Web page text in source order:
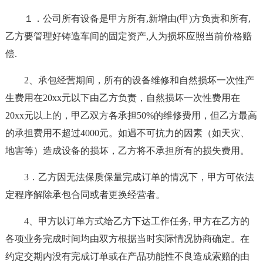
１．公司所有设备是甲方所有,新增由(甲)方负责和所有,
乙方要管理好铸造车间的固定资产,人为损坏应照当前价格赔
偿.
2、承包经营期间，所有的设备维修和自然损坏一次性产
生费用在20xx元以下由乙方负责，自然损坏一次性费用在
20xx元以上的，甲乙双方各承担50%的维修费用，但乙方最高
的承担费用不超过4000元。如遇不可抗力的因素（如天灾、
地害等）造成设备的损坏，乙方将不承担所有的损失费用。
3．乙方因无法保质保量完成订单的情况下，甲方可依法
定程序解除承包合同或者更换经营者。
4、甲方以订单方式给乙方下达工作任务, 甲方在乙方的
各项业务完成时间均由双方根据当时实际情况协商确定。在
约定交期内没有完成订单或在产品功能性不良造成索赔的由